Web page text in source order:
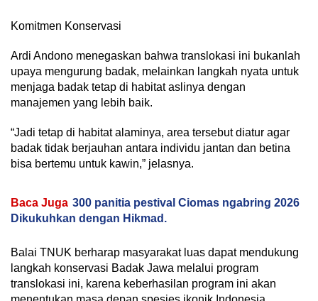
Komitmen Konservasi
Ardi Andono menegaskan bahwa translokasi ini bukanlah
upaya mengurung badak, melainkan langkah nyata untuk
menjaga badak tetap di habitat aslinya dengan
manajemen yang lebih baik.
“Jadi tetap di habitat alaminya, area tersebut diatur agar
badak tidak berjauhan antara individu jantan dan betina
bisa bertemu untuk kawin,” jelasnya.
Baca Juga 300 panitia pestival Ciomas ngabring 2026
Dikukuhkan dengan Hikmad.
Balai TNUK berharap masyarakat luas dapat mendukung
langkah konservasi Badak Jawa melalui program
translokasi ini, karena keberhasilan program ini akan